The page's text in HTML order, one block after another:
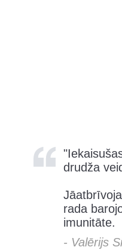
drudža
rada
imunitāte.
- Valērijs